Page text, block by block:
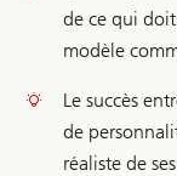
de ce qui
modèle
Le succès
de
réaliste de